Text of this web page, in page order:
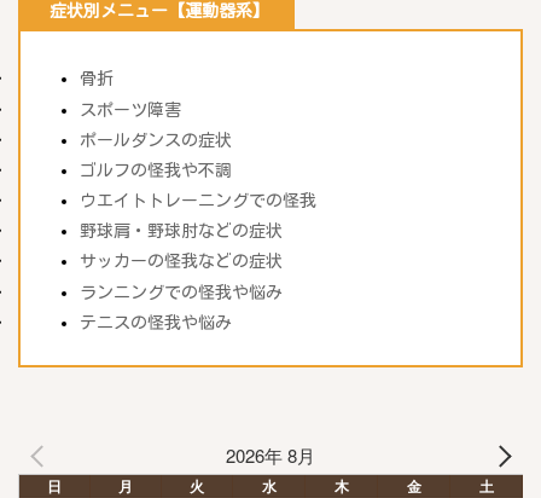
症状別メニュー【運動器系】
骨折
スポーツ障害
ポールダンスの症状
ゴルフの怪我や不調
ウエイトトレーニングでの怪我
野球肩・野球肘などの症状
サッカーの怪我などの症状
ランニングでの怪我や悩み
テニスの怪我や悩み
2026年 8月
日 月 火 水 木 金 土